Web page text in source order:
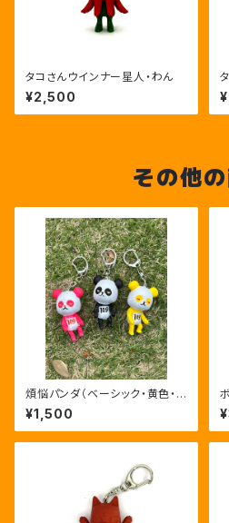
タコさんウインナー星人・わん
¥2,500
その他
煩悩パンダ（ベーシック・黄色・ピ
ンク）
¥1,500